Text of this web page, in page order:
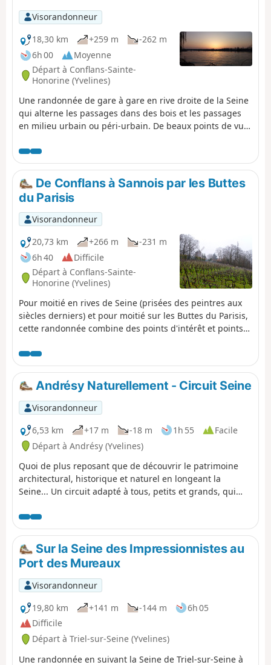
Visorandonneur
18,30 km
+259 m
-262 m
6h 00
Moyenne
Départ à Conflans-Sainte-
Honorine (Yvelines)
Une randonnée de gare à gare en rive droite de la Seine
qui alterne les passages dans des bois et les passages
en milieu urbain ou péri-urbain. De beaux points de vue
sont au rendez-vous.
De Conflans à Sannois par les Buttes
du Parisis
Visorandonneur
20,73 km
+266 m
-231 m
6h 40
Difficile
Départ à Conflans-Sainte-
Honorine (Yvelines)
Pour moitié en rives de Seine (prisées des peintres aux
siècles derniers) et pour moitié sur les Buttes du Parisis,
cette randonnée combine des points d'intérêt et points
le vieux centre de Conflans-Sainte-Honorine (Tour
Monoie du XIe, le très beau Château du Prieuré, du XIXe
qui héberge le Musée de la Batellerie), et les abords
fortifiés de l'immense Fort de Cormeilles.
Andrésy Naturellement - Circuit Seine
Visorandonneur
6,53 km
+17 m -18 m 1h 55
Facile
Départ à Andrésy (Yvelines)
Quoi de plus reposant que de découvrir le patrimoine
architectural, historique et naturel en longeant la
Seine... Un circuit adapté à tous, petits et grands, qui
de la batellerie jusqu'au quartier de Denouval, en
passant par les principaux monuments du centre-ville.
Sur la Seine des Impressionnistes au
Port des Mureaux
Visorandonneur
19,80 km
+141 m -144 m
6h 05
Difficile
Départ à Triel-sur-Seine (Yvelines)
Une randonnée en suivant la Seine de Triel-sur-Seine à